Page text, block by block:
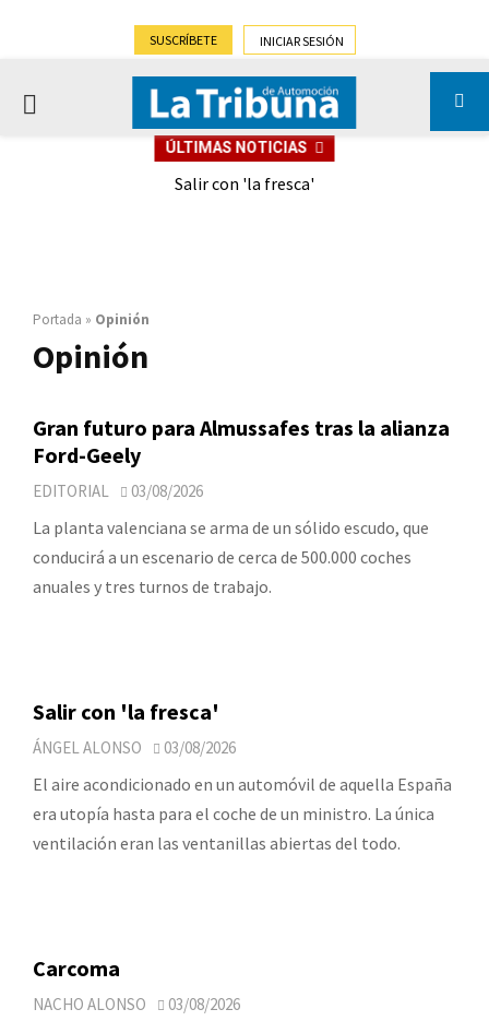
SUSCRÍBETE INICIAR SESIÓN
PRIMARY
ÚLTIMAS NOTICIAS
Salir con 'la fresca'
Portada » Opinión
Opinión
Gran futuro para Almussafes tras la alianza
Ford-Geely
EDITORIAL 03/08/2026
La planta valenciana se arma de un sólido escudo, que
conducirá a un escenario de cerca de 500.000 coches
anuales y tres turnos de trabajo.
Salir con 'la fresca'
ÁNGEL ALONSO 03/08/2026
El aire acondicionado en un automóvil de aquella España
era utopía hasta para el coche de un ministro. La única
ventilación eran las ventanillas abiertas del todo.
Carcoma
NACHO ALONSO 03/08/2026